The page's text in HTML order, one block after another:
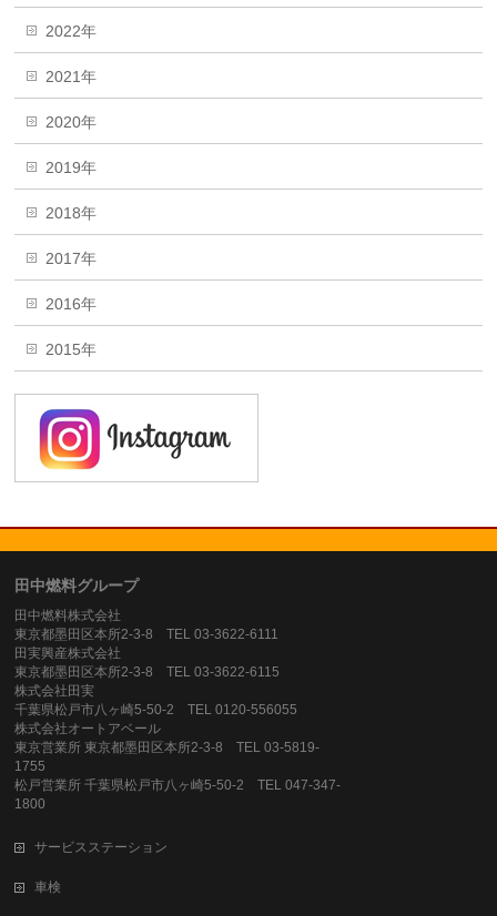
2022年
2021年
2020年
2019年
2018年
2017年
2016年
2015年
田中燃料グループ
田中燃料株式会社
東京都墨田区本所2-3-8 TEL 03-3622-6111
田実興産株式会社
東京都墨田区本所2-3-8 TEL 03-3622-6115
株式会社田実
千葉県松戸市八ヶ崎5-50-2 TEL 0120-556055
株式会社オートアベール
東京営業所 東京都墨田区本所2-3-8 TEL 03-5819-
1755
松戸営業所 千葉県松戸市八ヶ崎5-50-2 TEL 047-347-
1800
サービスステーション
車検